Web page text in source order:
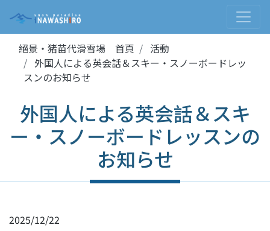
絕景・猪苗代滑雪場 首頁
活動
外国人による英会話＆スキー・スノーボードレッ
スンのお知らせ
外国人による英会話＆スキ
ー・スノーボードレッスンの
お知らせ
2025/12/22